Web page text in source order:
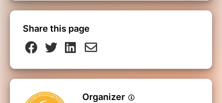
Share this page
Organizer